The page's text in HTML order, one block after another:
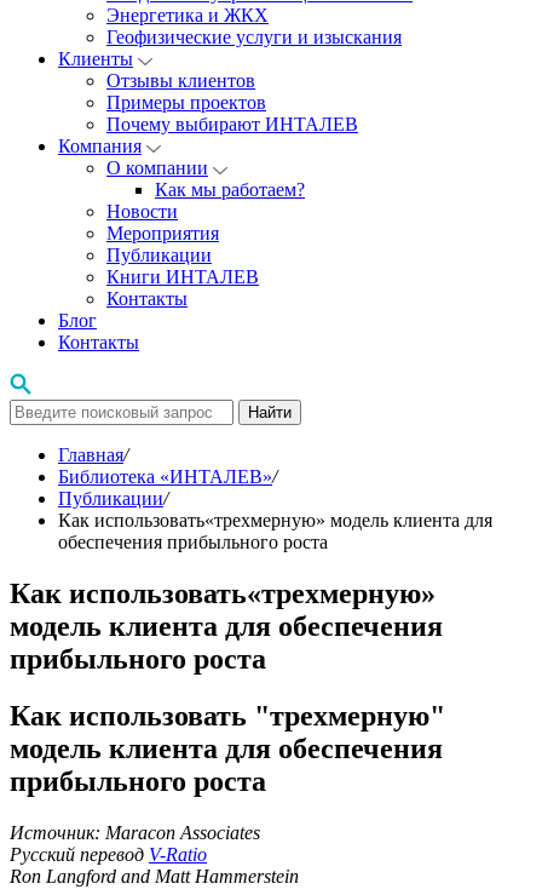
Энергетика и ЖКХ
Геофизические услуги и изыскания
Клиенты
Отзывы клиентов
Примеры проектов
Почему выбирают ИНТАЛЕВ
Компания
О компании
Как мы работаем?
Новости
Мероприятия
Публикации
Книги ИНТАЛЕВ
Контакты
Блог
Контакты
Найти
Главная/
Библиотека «ИНТАЛЕВ»/
Публикации/
Как использовать«трехмерную» модель клиента для
обеспечения прибыльного роста
Как использовать«трехмерную»
модель клиента для обеспечения
прибыльного роста
Как использовать "трехмерную"
модель клиента для обеспечения
прибыльного роста
Источник: Maracon Associates
Русский перевод V-Ratio
Ron Langford and Matt Hammerstein